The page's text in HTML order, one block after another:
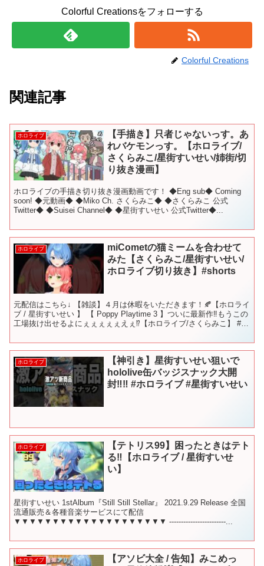
Colorful Creationsをフォローする
Colorful Creations
関連記事
ホロライブ
【手描き】只者じゃないっす。あ
れバケモンっす。【ホロライブ/
さくらみこ/星街すいせい/姉街/切
り抜き漫画】
ホロライブの手描き切り抜き漫画動画です！ ◆Eng sub◆ Coming
soon! ◆元動画◆ ◆Miko Ch. さくらみこ◆ ◆さくらみこ 公式
Twitter◆ ◆Suisei Channel◆ ◆星街すいせい 公式Twitter◆...
ホロライブ
miCometの猫ミームを合わせて
みた【さくらみこ/星街すいせい/
ホロライブ切り抜き】#shorts
元配信はこちら↓ 【雑談】４月は休暇をいただきます！🍂【ホロライ
ブ / 星街すいせい 】 【 Poppy Playtime 3 】ついに最新作‼もうこの
工場抜け出せるよにぇぇぇぇぇえぇ⁉【ホロライブ/さくらみこ】 #さ
ホロライブ
【神引き】星街すいせい狙いで
hololive缶バッジスナック大開
封‼︎‼︎ #ホロライブ #星街すいせい
ホロライブ
【テトリス99】困ったときはテト
る‼【ホロライブ / 星街すいせ
い】
星街すいせい 1stAlbum『Still Still Stellar』 2021.9.29 Release 全国
流通販売＆各種音楽サービスにて配信
▼▼▼▼▼▼▼▼▼▼▼▼▼▼▼▼▼▼▼▼ ------------------------...
ホロライブ
【アソビ大全 / 告知】みこめっ